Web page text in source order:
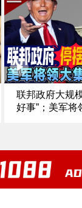
普政府指控 詹
正点》25.10.14
联邦政府大规
好事”；美军